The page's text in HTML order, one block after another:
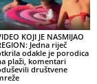
KOJI JE NASMIJAO
Jedna riječ
odakle je porodica
plaži, komentari
društvene